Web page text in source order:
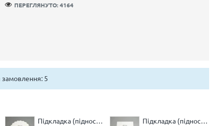
ПЕРЕГЛЯНУТО: 4164
замовлення: 5
Підкладка (піднос) ДВП 3мм фігурна 250мм Підкладка (піднос) ДВП 3мм квадратна 250мм